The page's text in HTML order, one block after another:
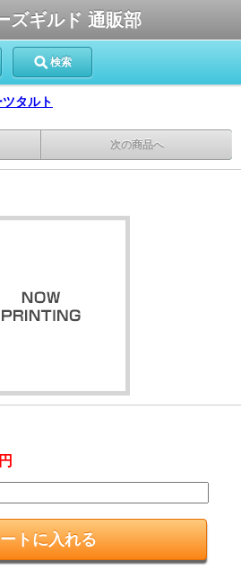
ズギルド 通販部
検索
タルト
次の商品へ